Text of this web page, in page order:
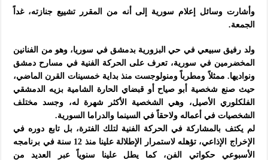
وأشارت وسائل إعلام سورية إلى أنه من المقرر تشييع جنازته، غداً
الجمعة.
ولد رفيق سبيعي في حي البزورية بدمشق في سوريا، وهو من الفنانين
المخضرمين في سورية، تعرف على الحركة الفنية في مسارح دمشق
ونواديها. ممثلاً ومطرباً ومنولوجست منذ بداية خمسينات القرن الماضي،
حيث صنع شخصية أبو صياح أو قبضاي الحارة الشامية بزيه الدمشقي
الفلكلوري الأصيل، وهي الشخصية الأكثر شهرة له، وجسد مختلف
الشخصيات في أعماله ولاحقاً في السينما والدراما السورية.
لم يكتف بالمشاركة في الحركة الفنية لتلك الفترة، بل تابع دوره في
الإخراج الإذاعي، تؤهله لاستمرار الإطلالة علينا منذ 12 سنة في برنامجه
الأسبوعي حكواتي الفن، كما يطل علينا سنوياً عبر العديد من